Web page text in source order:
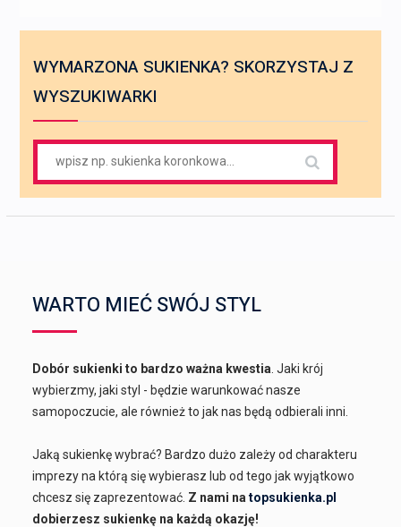
WYMARZONA SUKIENKA? SKORZYSTAJ Z
WYSZUKIWARKI
WARTO MIEĆ SWÓJ STYL
Dobór sukienki to bardzo ważna kwestia . Jaki krój
wybierzmy, jaki styl - będzie warunkować nasze
samopoczucie, ale również to jak nas będą odbierali inni.
Jaką sukienkę wybrać? Bardzo dużo zależy od charakteru
imprezy na którą się wybierasz lub od tego jak wyjątkowo
chcesz się zaprezentować. Z nami natopsukienka.pl
dobierzesz sukienkę na każdą okazję!